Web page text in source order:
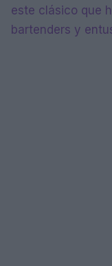
este clásico que
bartenders y